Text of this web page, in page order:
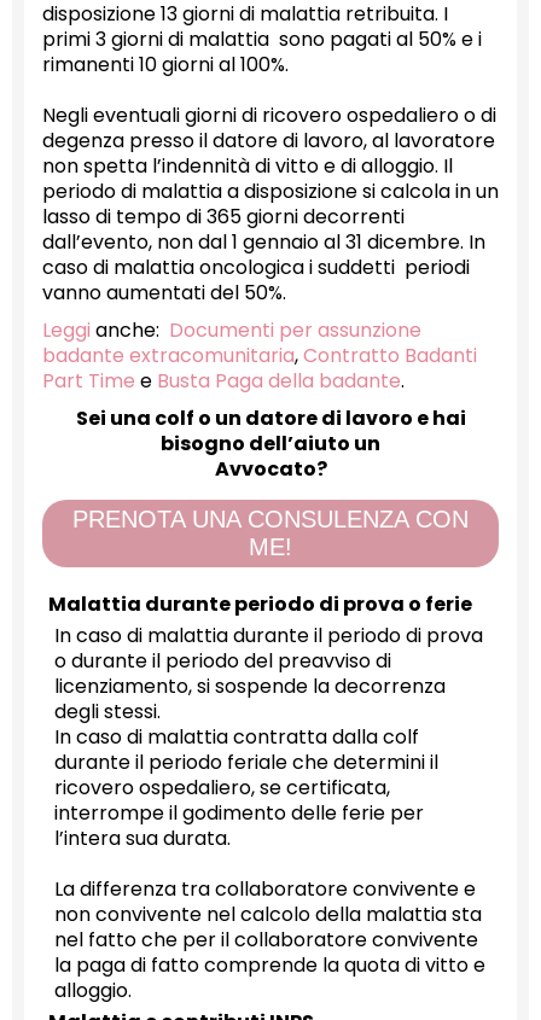
disposizione 13 giorni di malattia retribuita. I
primi 3 giorni di malattia sono pagati al 50% e i
rimanenti 10 giorni al 100%.
Negli eventuali giorni di ricovero ospedaliero o di
degenza presso il datore di lavoro, al lavoratore
non spetta l’indennità di vitto e di alloggio. Il
periodo di malattia a disposizione si calcola in un
lasso di tempo di 365 giorni decorrenti
dall’evento, non dal 1 gennaio al 31 dicembre. In
caso di malattia oncologica i suddetti periodi
vanno aumentati del 50%.
Leggi anche: Documenti per assunzione
badante extracomunitaria,Contratto Badanti
Part Time e Busta Paga della badante.
Sei una colf o un datore di lavoro e hai
bisogno dell’aiuto un
Avvocato?
PRENOTA UNA CONSULENZA CON
ME!
Malattia durante periodo di prova o ferie
In caso di malattia durante il periodo di prova
o durante il periodo del preavviso di
licenziamento, si sospende la decorrenza
degli stessi.
In caso di malattia contratta dalla colf
durante il periodo feriale che determini il
ricovero ospedaliero, se certificata,
interrompe il godimento delle ferie per
l’intera sua durata.
La differenza tra collaboratore convivente e
non convivente nel calcolo della malattia sta
nel fatto che per il collaboratore convivente
la paga di fatto comprende la quota di vitto e
alloggio.